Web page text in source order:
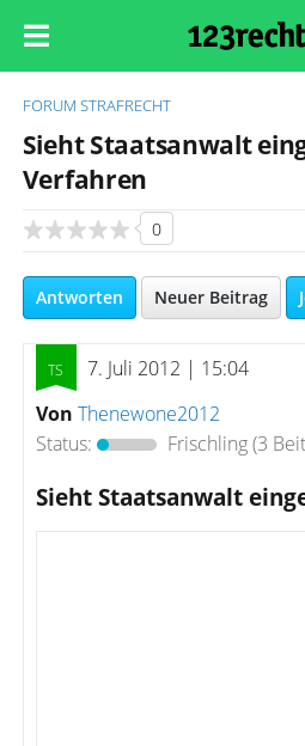
FORUM STRAFRECHT
Sieht Staatsanwalt
Verfahren
0
Antworten Neuer Beitrag
7. Juli 2012 | 15:04
Von Thenewone2012
Status:
Frischling(3
Sieht Staatsanwalt